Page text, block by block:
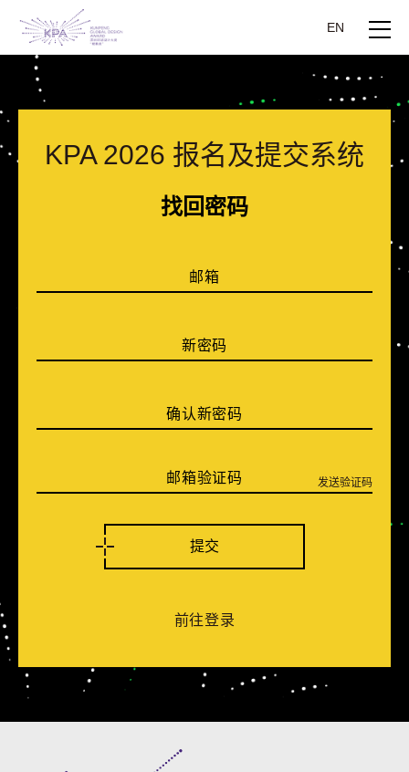
EN
KPA 2026 报名及提交系统
找回密码
邮箱
新密码
确认新密码
邮箱验证码 发送验证码
提交
前往登录